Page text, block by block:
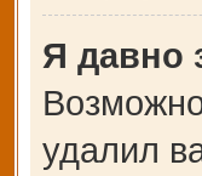
Я давно
удалил